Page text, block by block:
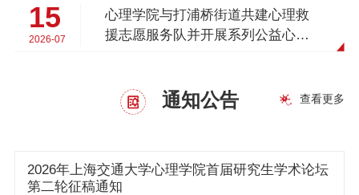
15
2026-07
心理学院与打浦桥街道共建心理救
援志愿服务队并开展系列公益心理
通知公告 查看更多
2026年上海交通大学心理学院首届研究生学术论坛
第二轮征稿通知